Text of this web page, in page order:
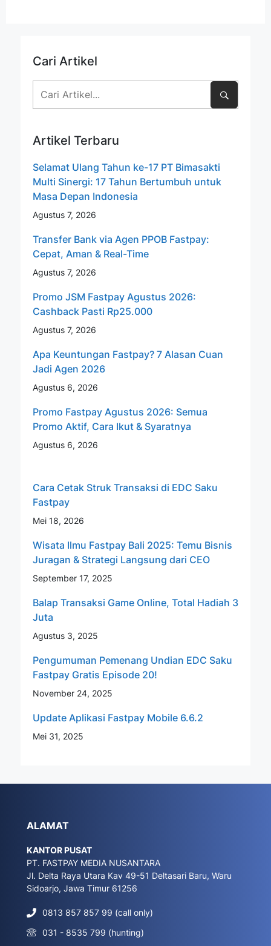
Cari Artikel
Artikel Terbaru
Selamat Ulang Tahun ke-17 PT Bimasakti
Multi Sinergi: 17 Tahun Bertumbuh untuk
Masa Depan Indonesia
Agustus 7, 2026
Transfer Bank via Agen PPOB Fastpay:
Cepat, Aman & Real-Time
Agustus 7, 2026
Promo JSM Fastpay Agustus 2026:
Cashback Pasti Rp25.000
Agustus 7, 2026
Apa Keuntungan Fastpay? 7 Alasan Cuan
Jadi Agen 2026
Agustus 6, 2026
Promo Fastpay Agustus 2026: Semua
Promo Aktif, Cara Ikut & Syaratnya
Agustus 6, 2026
Cara Cetak Struk Transaksi di EDC Saku
Fastpay
Mei 18, 2026
Wisata Ilmu Fastpay Bali 2025: Temu Bisnis
Juragan & Strategi Langsung dari CEO
September 17, 2025
Balap Transaksi Game Online, Total Hadiah 3
Juta
Agustus 3, 2025
Pengumuman Pemenang Undian EDC Saku
Fastpay Gratis Episode 20!
November 24, 2025
Update Aplikasi Fastpay Mobile 6.6.2
Mei 31, 2025
ALAMAT
KANTOR PUSAT
PT. FASTPAY MEDIA NUSANTARA
Jl. Delta Raya Utara Kav 49-51 Deltasari Baru, Waru
Sidoarjo, Jawa Timur 61256
0813 857 857 99 (call only)
031 - 8535 799 (hunting)